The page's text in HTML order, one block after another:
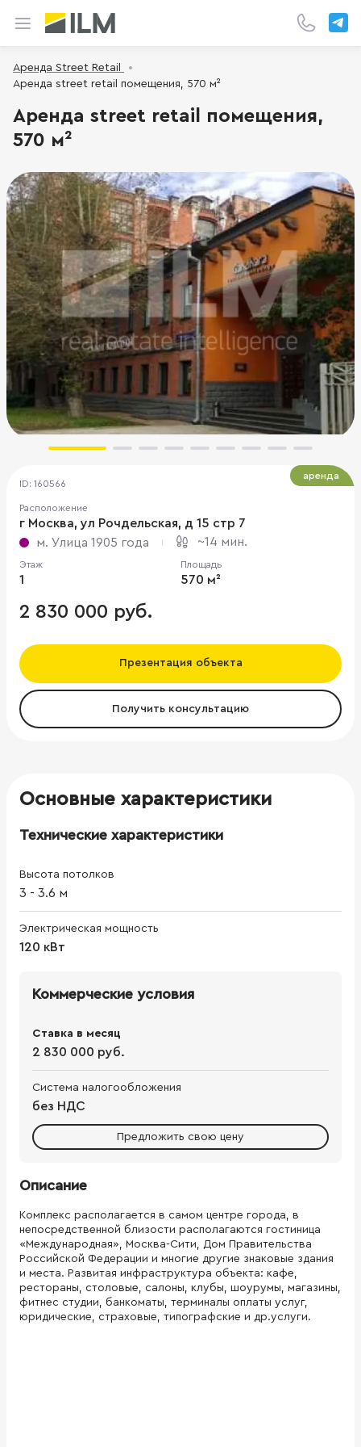
Аренда Street Retail
Аренда street retail помещения, 570 м²
Аренда street retail помещения,
570 м²
ID: 160566
Расположение
г Москва, ул Рочдельская, д 15 стр 7
м. Улица 1905 года
~14 мин.
Этаж
1
Площадь
570 м²
2 830 000 руб.
Презентация объекта
Получить консультацию
аренда
Основные характеристики
Технические характеристики
Высота потолков
3 - 3.6 м
Электрическая мощность
120 кВт
Коммерческие условия
Ставка в месяц
2 830 000 руб.
Система налогообложения
без НДС
Предложить свою цену
Описание
Комплекс располагается в самом центре города, в
непосредственной близости располагаются гостиница
«Международная», Москва-Сити, Дом Правительства
Российской Федерации и многие другие знаковые здания
и места. Развитая инфраструктура объекта: кафе,
рестораны, столовые, салоны, клубы, шоурумы, магазины,
фитнес студии, банкоматы, терминалы оплаты услуг,
юридические, страховые, типографские и др.услуги.